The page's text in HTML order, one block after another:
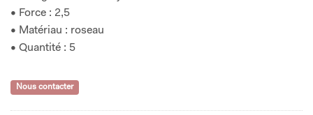
• Force : 2,5
• Matériau : roseau
• Quantité : 5
Nous contacter